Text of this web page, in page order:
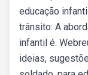
educação
trânsito: A
infantil é.
ideias,